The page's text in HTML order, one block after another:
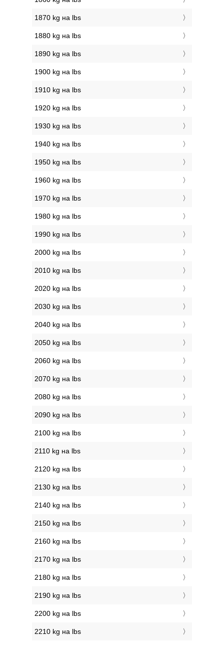
1870 kg на lbs
1880 kg на lbs
1890 kg на lbs
1900 kg на lbs
1910 kg на lbs
1920 kg на lbs
1930 kg на lbs
1940 kg на lbs
1950 kg на lbs
1960 kg на lbs
1970 kg на lbs
1980 kg на lbs
1990 kg на lbs
2000 kg на lbs
2010 kg на lbs
2020 kg на lbs
2030 kg на lbs
2040 kg на lbs
2050 kg на lbs
2060 kg на lbs
2070 kg на lbs
2080 kg на lbs
2090 kg на lbs
2100 kg на lbs
2110 kg на lbs
2120 kg на lbs
2130 kg на lbs
2140 kg на lbs
2150 kg на lbs
2160 kg на lbs
2170 kg на lbs
2180 kg на lbs
2190 kg на lbs
2200 kg на lbs
2210 kg на lbs